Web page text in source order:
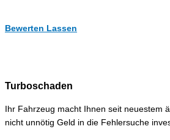
Bewerten Lassen
Turboschaden
Ihr Fahrzeug macht Ihnen seit neuestem
nicht unnötig Geld in die Fehlersuche